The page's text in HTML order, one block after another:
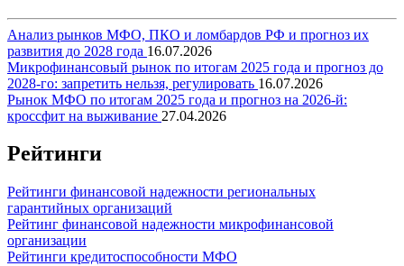
Анализ рынков МФО, ПКО и ломбардов РФ и прогноз их
развития до 2028 года 16.07.2026
Микрофинансовый рынок по итогам 2025 года и прогноз до
2028-го: запретить нельзя, регулировать 16.07.2026
Рынок МФО по итогам 2025 года и прогноз на 2026-й:
кроссфит на выживание 27.04.2026
Рейтинги
Рейтинги финансовой надежности региональных
гарантийных организаций
Рейтинг финансовой надежности микрофинансовой
организации
Рейтинги кредитоспособности МФО